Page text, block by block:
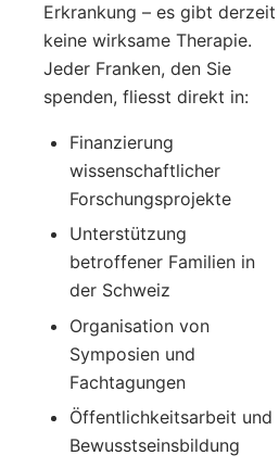
Erkrankung – es gibt derzeit
keine wirksame Therapie.
Jeder Franken, den Sie
spenden, fliesst direkt in:
Finanzierung
wissenschaftlicher
Forschungsprojekte
Unterstützung
betroffener Familien in
der Schweiz
Organisation von
Symposien und
Fachtagungen
Öffentlichkeitsarbeit und
Bewusstseinsbildung